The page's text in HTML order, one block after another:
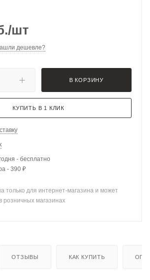
/шт
дешевле?
В КОРЗИНУ
КУПИТЬ В 1 КЛИК
- бесплатно
- 390 ₽
только для интернет-магазина и может
розничных магазинах
ОТЗЫВЫ КАК КУПИТЬ